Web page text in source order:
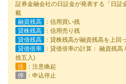
証券金融会社の日証金が発表する「日証
載
融資残高
：信用買い残
貸株残高
：信用売り残
貸借残高
：貸株残高が融資残高を上回
貸借倍率
：貸借倍率の計算： 融資残
捨五入)
注
：注意喚起
停
：申込停止